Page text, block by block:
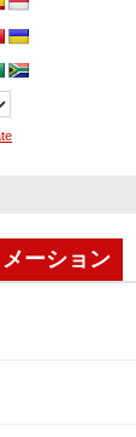
ーション